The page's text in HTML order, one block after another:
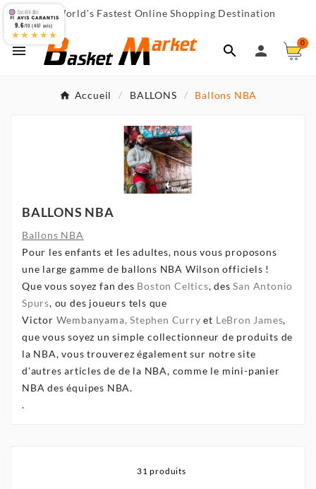
 World's Fastest Online Shopping Destination
  
0
Accueil BALLONS Ballons NBA
BALLONS NBA
Ballons NBA
Pour les enfants et les adultes, nous vous proposons
une large gamme de ballons NBA Wilson officiels !
Que vous soyez fan des Boston Celtics, desSan Antonio
Spurs, ou des joueurs tels que
Victor Wembanyama, Stephen Curry et LeBron James,
que vous soyez un simple collectionneur de produits de
la NBA, vous trouverez également sur notre site
d'autres articles de de la NBA, comme le mini-panier
NBA des équipes NBA.
.
31 produits
9.6/10 (467 avis)
★★★★★